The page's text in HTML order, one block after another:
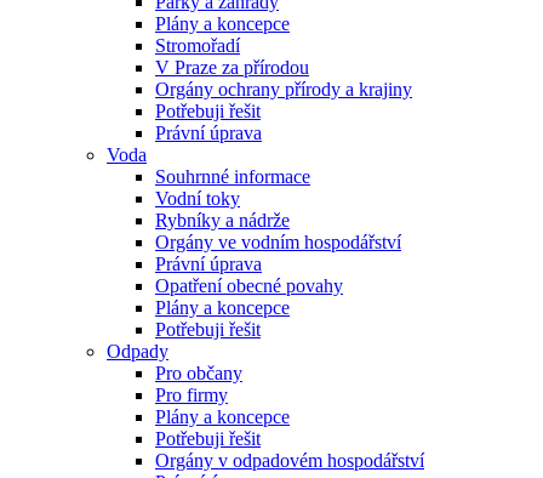
Plány a koncepce
Stromořadí
V Praze za přírodou
Orgány ochrany přírody a krajiny
Potřebuji řešit
Právní úprava
Voda
Souhrnné informace
Vodní toky
Rybníky a nádrže
Orgány ve vodním hospodářství
Právní úprava
Opatření obecné povahy
Plány a koncepce
Potřebuji řešit
Odpady
Pro občany
Pro firmy
Plány a koncepce
Potřebuji řešit
Orgány v odpadovém hospodářství